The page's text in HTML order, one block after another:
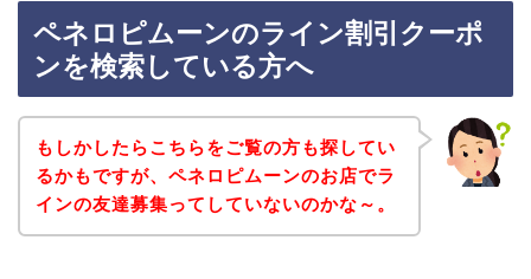
ペネロピムーンのライン割引クーポ
ンを検索している方へ
もしかしたらこちらをご覧の方も探してい
るかもですが、ペネロピムーンのお店でラ
インの友達募集ってしていないのかな～。